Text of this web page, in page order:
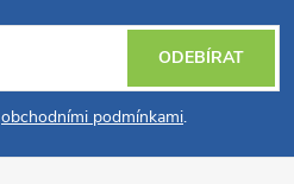
obchodními podmínkami.
ODEBÍRAT